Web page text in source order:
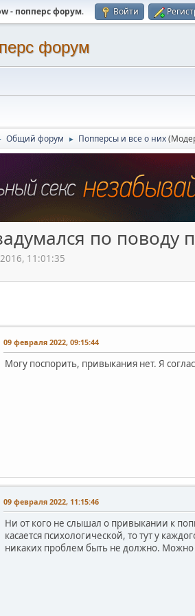
- попперс форум. Войти
форум
Общий форум ► Попперсы и все о них
по поводу
11:01:35
09 февраля 2022, 09:15:44
Могу поспорить, привыкания нет. Я
09 февраля 2022, 11:15:46
Ни от кого не слышал о привыкании к
касается психологической, то тут у
никаких проблем быть не должно.